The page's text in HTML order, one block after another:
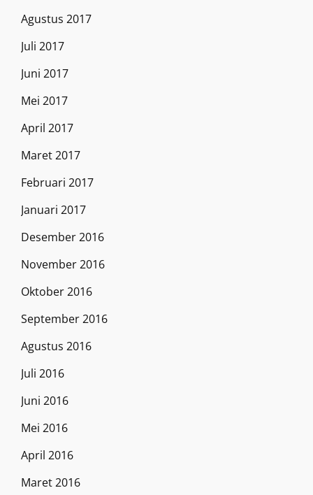
Agustus 2017
Juli 2017
Juni 2017
Mei 2017
April 2017
Maret 2017
Februari 2017
Januari 2017
Desember 2016
November 2016
Oktober 2016
September 2016
Agustus 2016
Juli 2016
Juni 2016
Mei 2016
April 2016
Maret 2016